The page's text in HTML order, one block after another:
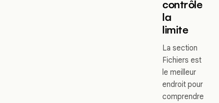
contrôle
la
limite
La section
Fichiers est
le meilleur
endroit pour
comprendre